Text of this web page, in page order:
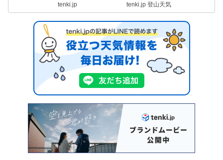
tenki.jp tenki.jp 登山天気